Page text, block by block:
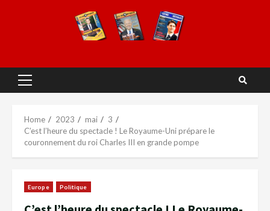
Home 2023 mai
3
C’est l’heure du spectacle ! Le Royaume-Uni prépare le
couronnement du roi Charles III en grande pompe
Europe Politique